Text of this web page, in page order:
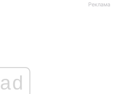
Реклама
ad